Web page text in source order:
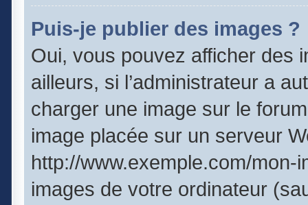
Puis-je publier des images ?
Oui, vous pouvez afficher des
ailleurs, si l’administrateur a
charger une image sur le
image placée sur un serveur
http://www.exemple.com/
images de votre ordinateur